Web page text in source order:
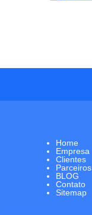
Home
Empresa
Clientes
Parceiros
BLOG
Contato
Sitemap